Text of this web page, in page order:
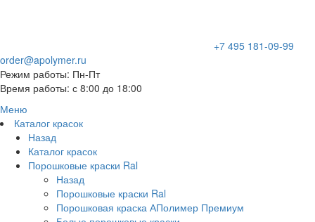
+7 495 181-09-99
order@apolymer.ru
Режим работы: Пн-Пт
Время работы: с 8:00 до 18:00
Меню
Каталог красок
Назад
Каталог красок
Порошковые краски Ral
Назад
Порошковые краски Ral
Порошковая краска АПолимер Премиум